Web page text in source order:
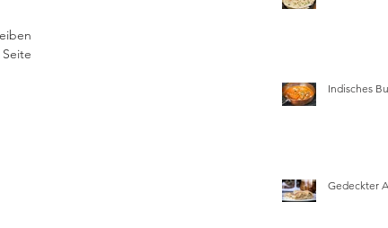
Indisches
Gedeckter